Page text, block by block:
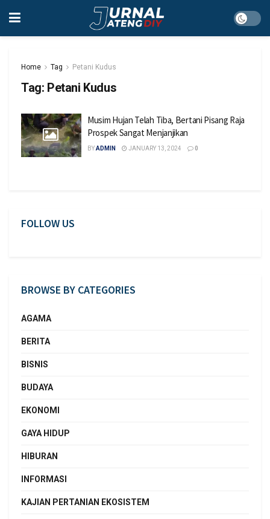
Home Tag Petani Kudus
Tag: Petani Kudus
Musim Hujan Telah Tiba, Bertani Pisang Raja
Prospek Sangat Menjanjikan
BYADMIN JANUARY 13, 2024 0
FOLLOW US
BROWSE BY CATEGORIES
AGAMA
BERITA
BISNIS
BUDAYA
EKONOMI
GAYA HIDUP
HIBURAN
INFORMASI
KAJIAN PERTANIAN EKOSISTEM